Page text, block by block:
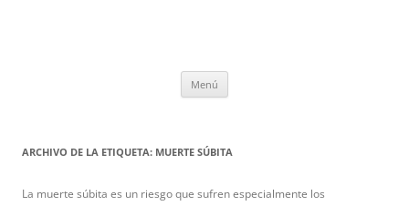
Menú
ARCHIVO DE LA ETIQUETA: MUERTE SÚBITA
La muerte súbita es un riesgo que sufren especialmente los